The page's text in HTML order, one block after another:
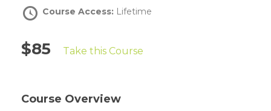
Course Access: Lifetime
$85 Take this Course
Course Overview